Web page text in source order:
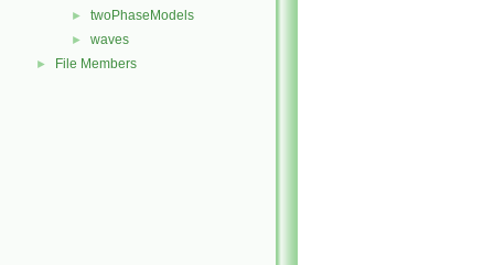
► twoPhaseModels
► waves
► File Members